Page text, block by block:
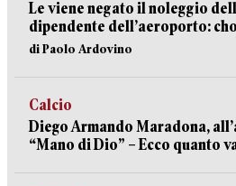
Le viene negato il noleggio
dipendente dell’aeroporto:
di Paolo Ardovino
Calcio
Diego Armando Maradona,
“Mano di Dio” – Ecco quanto